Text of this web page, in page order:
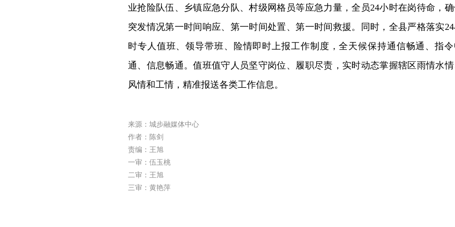
业抢险队伍、乡镇应急分队、村级网格员等应急力量，全员24小时在岗待命，
突发情况第一时间响应、第一时间处置、第一时间救援。同时，全县严格落实
时专人值班、领导带班、险情即时上报工作制度，全天候保持通信畅通、指令
通、信息畅通。值班值守人员坚守岗位、履职尽责，实时动态掌握辖区雨情水情
风情和工情，精准报送各类工作信息。
来源：城步融媒体中心
作者：陈剑
责编：王旭
一审：伍玉桃
二审：王旭
三审：黄艳萍